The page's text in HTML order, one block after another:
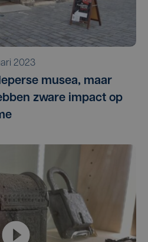
2023
musea, maar
zware impact op